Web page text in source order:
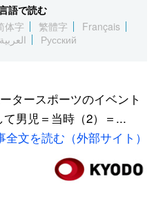
Русский
語で読む
体字 繁體字
Français
العربية Русский
タースポーツのイベント
男児＝当時（2）＝...
全文を読む（外部サイト）